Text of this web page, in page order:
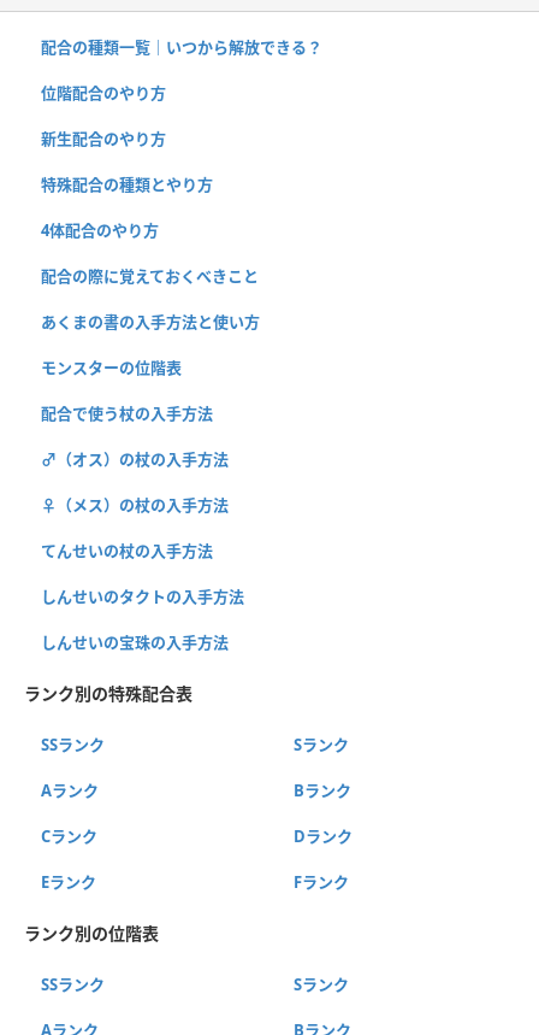
配合の種類一覧｜いつから解放できる？
位階配合のやり方
新生配合のやり方
特殊配合の種類とやり方
4体配合のやり方
配合の際に覚えておくべきこと
あくまの書の入手方法と使い方
モンスターの位階表
配合で使う杖の入手方法
♂（オス）の杖の入手方法
♀（メス）の杖の入手方法
てんせいの杖の入手方法
しんせいのタクトの入手方法
しんせいの宝珠の入手方法
ランク別の特殊配合表
SSランク Sランク
Aランク Bランク
Cランク Dランク
Eランク Fランク
ランク別の位階表
SSランク Sランク
Aランク Bランク